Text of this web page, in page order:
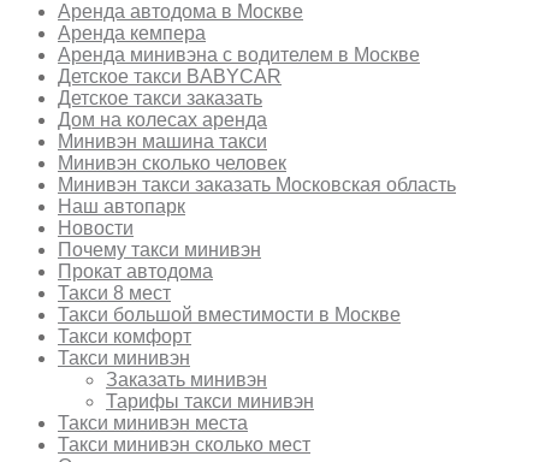
Аренда автодома в Москве
Аренда кемпера
Аренда минивэна с водителем в Москве
Детское такси BABYCAR
Детское такси заказать
Дом на колесах аренда
Минивэн машина такси
Минивэн сколько человек
Минивэн такси заказать Московская область
Наш автопарк
Новости
Почему такси минивэн
Прокат автодома
Такси 8 мест
Такси большой вместимости в Москве
Такси комфорт
Такси минивэн
Заказать минивэн
Тарифы такси минивэн
Такси минивэн места
Такси минивэн сколько мест